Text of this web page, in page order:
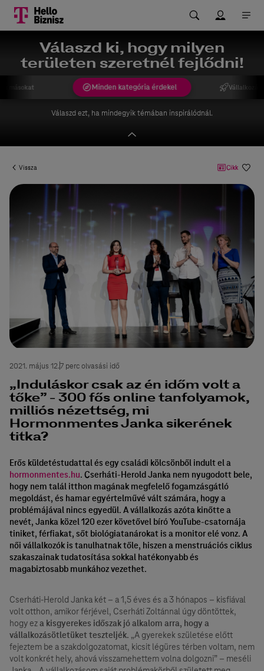
Válaszd ki, hogy milyen
területen szeretnél fejlődni!
Minden kategória érdekel
másokat
Válaszd ezt, ha mindegyik témában inspirálódnál.
Vissza Cikk
„Induláskor csak az én időm volt a
tőke” - 300 fős online tanfolyamok,
milliós nézettség, mi
Hormonmentes Janka sikerének
titka?
2021. május 12.7 perc olvasási idő
Erős küldetéstudattal és egy családi kölcsönből indult el a
hormonmentes.hu. Cserháti-Herold Janka nem nyugodott bele,
hogy nem talál itthon magának megfelelő fogamzásgátló
megoldást, és hamar egyértelművé vált számára, hogy a
problémájával nincs egyedül. A vállalkozás azóta kinőtte a
nevét, Janka közel 120 ezer követővel bíró YouTube-csatornája
tiniket, férfiakat, sőt biológiatanárokat is a monitor elé vonz. A
női vállalkozók is tanulhatnak tőle, hiszen a menstruációs ciklus
szakaszainak tudatosítása sokkal hatékonyabb és
magabiztosabb munkához vezethet.
Cserháti-Herold Janka két – a 1,5 éves és a 3 hónapos – kisfiával
volt otthon, amikor férjével, Cserháti Zoltánnal úgy döntöttek,
hogy eza kisgyerekes időszak jó alkalom arra, hogy a
vállalkozásötletüket teszteljék. „A gyerekek születése előtt
fejeztem be a szakdolgozatomat, kicsit légüres térben voltam, nem
volt konkrét hely, ahová visszamehettem volna dolgozni” – meséli